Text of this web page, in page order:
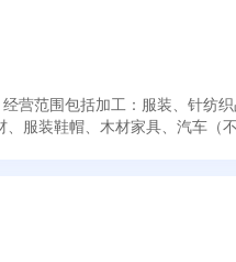
营范围包括加工：服装、针纺
服装鞋帽、木材家具、汽车